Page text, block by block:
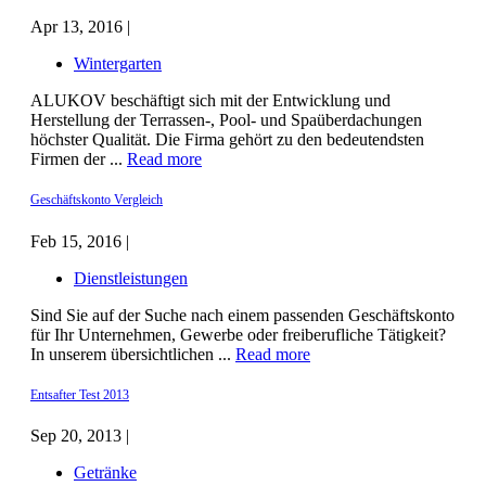
Apr 13, 2016 |
Wintergarten
ALUKOV beschäftigt sich mit der Entwicklung und
Herstellung der Terrassen-, Pool- und Spaüberdachungen
höchster Qualität. Die Firma gehört zu den bedeutendsten
Firmen der ... Read more
Geschäftskonto Vergleich
Feb 15, 2016 |
Dienstleistungen
Sind Sie auf der Suche nach einem passenden Geschäftskonto
für Ihr Unternehmen, Gewerbe oder freiberufliche Tätigkeit?
In unserem übersichtlichen ... Read more
Entsafter Test 2013
Sep 20, 2013 |
Getränke